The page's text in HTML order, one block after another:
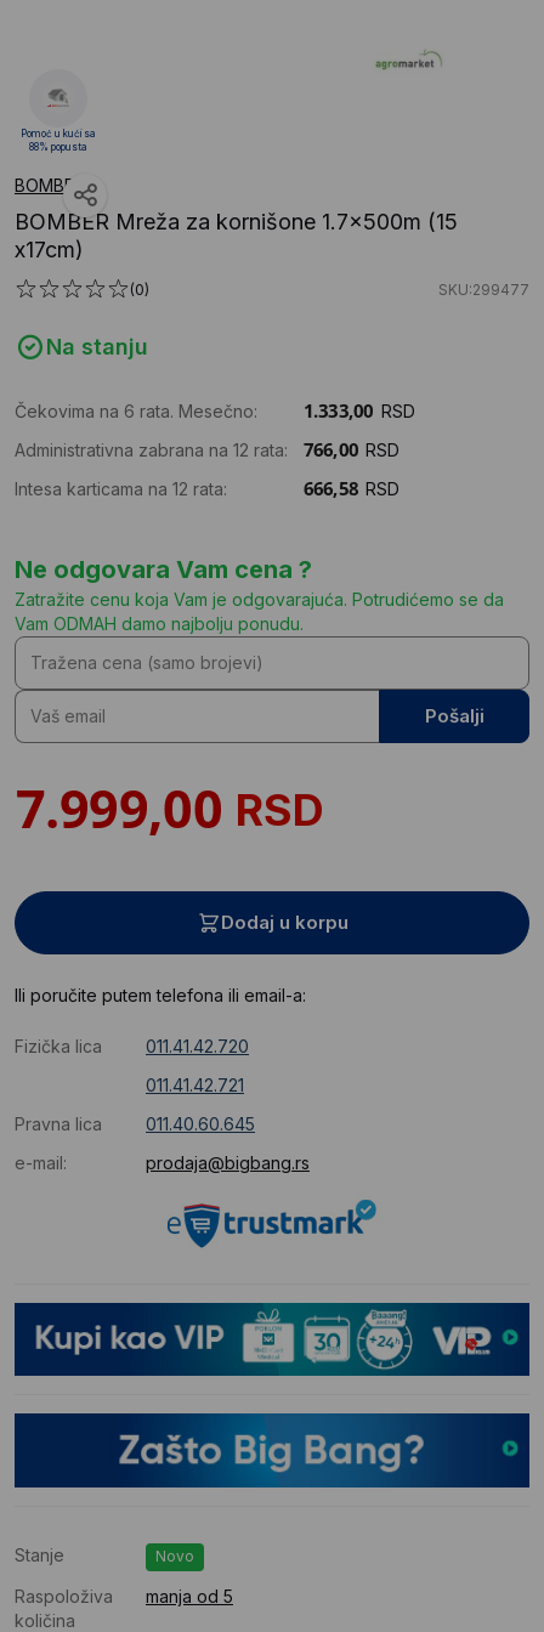
BOMBER
BOMBER Mreža za kornišone 1.7x500m (15
x17cm)
(0) SKU:299477
Na stanju
Čekovima na 6 rata. Mesečno:
RSD
Administrativna zabrana na 12 rata:
RSD
Intesa karticama na 12 rata:
RSD
Ne odgovara Vam cena ?
Zatražite cenu koja Vam je odgovarajuća. Potrudićemo se da
Vam ODMAH damo najbolju ponudu.
Pošalji
RSD
Dodaj u korpu
Ili poručite putem telefona ili email-a:
Fizička lica
011.41.42.720
011.41.42.721
Pravna lica
011.40.60.645
e-mail:
prodaja@bigbang.rs
Stanje Novo
Raspoloživa
količina
manja od 5
Pomoć u kući sa
88% popusta